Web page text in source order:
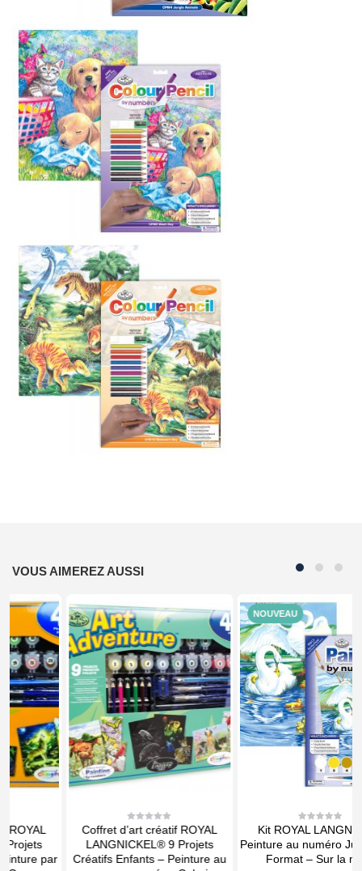
VOUS AIMEREZ AUSSI
out
5
Coffret d’art créatif ROYAL
LANGNICKEL® 9 Projets
Créatifs Enfants – Peinture au
NOUVEAU
out
of
Kit ROYAL LANGNICKEL
Peinture au numéro Junior Petit
Format – Sur la mare